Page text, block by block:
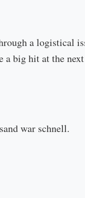
a logistical
big hit at the
war schnell.